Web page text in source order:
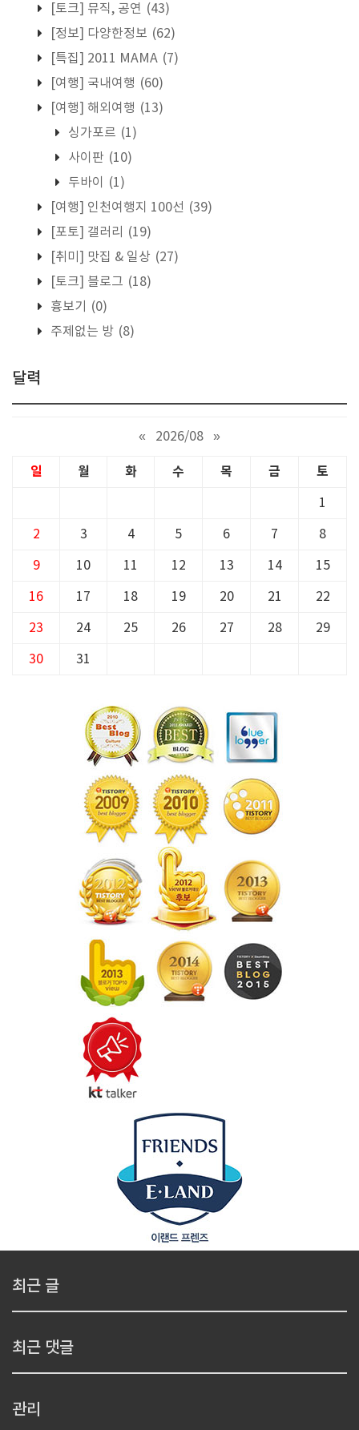
[토크] 뮤직, 공연 (43)
[정보] 다양한정보 (62)
[특집] 2011 MAMA (7)
[여행] 국내여행 (60)
[여행] 해외여행 (13)
싱가포르 (1)
사이판 (10)
두바이
(1)
[여행] 인천여행지 100선 (39)
[포토] 갤러리
(19)
[취미] 맛집 & 일상 (27)
[토크] 블로그 (18)
흉보기
(0)
주제없는 방 (8)
달력
« 2026/08 »
일 월 화 수 목 금 토
1
2 3 4 5 6 7 8
9 10 11 12 13 14 15
16 17 18 19 20 21 22
23 24 25 26 27 28 29
30 31
최근 글
최근 댓글
관리